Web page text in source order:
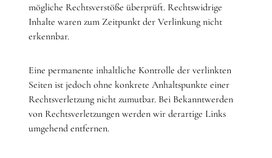
mögliche Rechtsverstöße überprüft. Rechtswidrige
Inhalte waren zum Zeitpunkt der Verlinkung nicht
erkennbar.
Eine permanente inhaltliche Kontrolle der verlinkten
Seiten ist jedoch ohne konkrete Anhaltspunkte einer
Rechtsverletzung nicht zumutbar. Bei Bekanntwerden
von Rechtsverletzungen werden wir derartige Links
umgehend entfernen.